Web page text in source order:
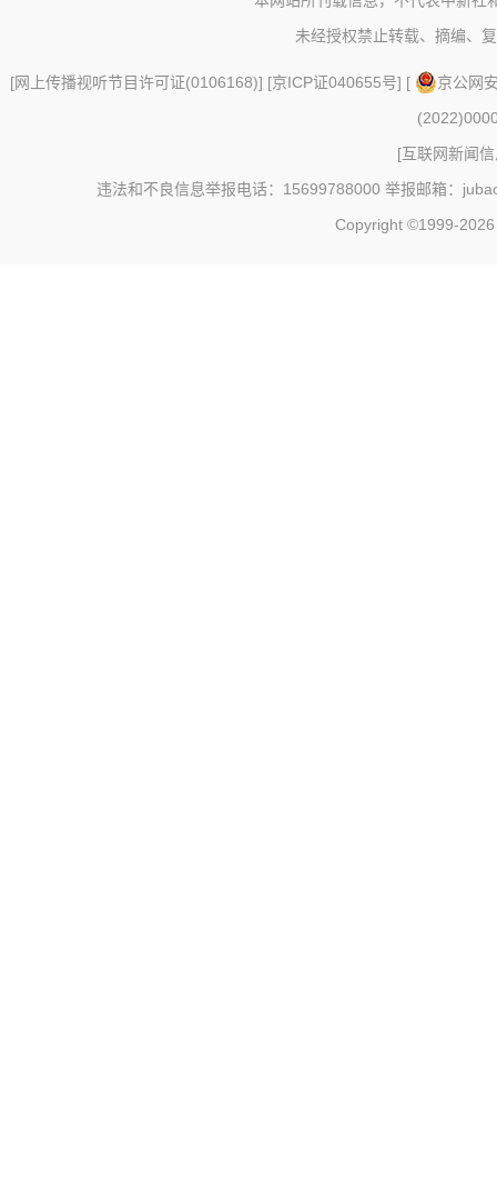
未经授权禁止转载、摘编、
[网上传播视听节目许可证(0106168)] [京ICP证040655号] [
京公网
[互联网新闻
违法和不良信息举报电话：15699788000 举报邮箱：
Copyright ©1999-